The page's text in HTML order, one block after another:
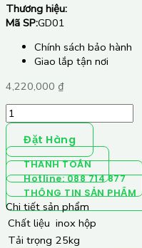
Thương hiệu:
Mã SP:GD01
Chính sách bảo hành
Giao lắp tận nơi
4,220,000 ₫
Đặt Hàng
THANH TOÁN
Hotline: 088 714 877
THÔNG TIN SẢN PHẨM
Chi tiết sản phẩm
Chất liệu inox hộp
Tải trọng 25kg